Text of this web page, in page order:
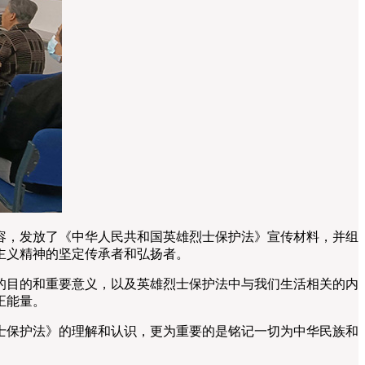
放了《中华人民共和国英雄烈士保护法》宣传材料，并组
精神的坚定传承者和弘扬者。
的和重要意义，以及英雄烈士保护法中与我们生活相关的内
量。
护法》的理解和认识，更为重要的是铭记一切为中华民族和